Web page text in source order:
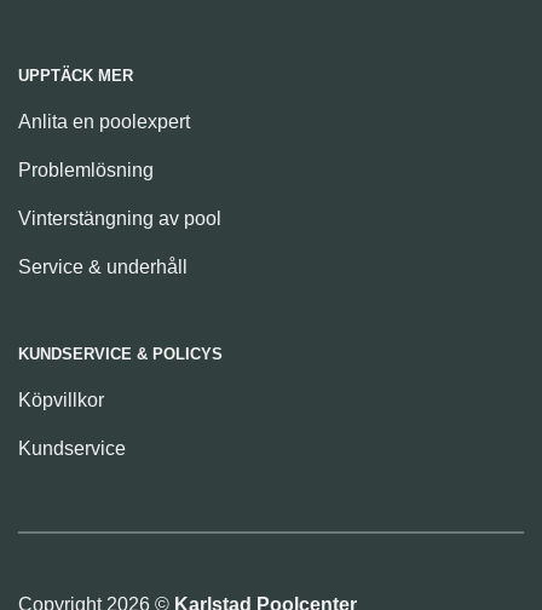
UPPTÄCK MER
Anlita en poolexpert
Problemlösning
Vinterstängning av pool
Service & underhåll
KUNDSERVICE & POLICYS
Köpvillkor
Kundservice
Copyright 2026 © Karlstad Poolcenter